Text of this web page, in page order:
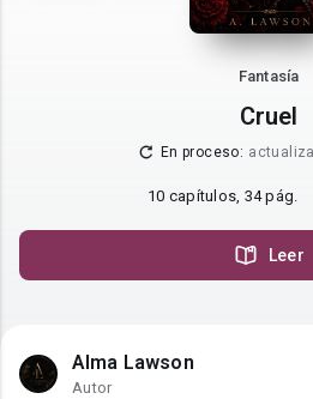
Fantasía
Cruel
En proceso:
10 capítulos, 34 pág.
Leer
Alma Lawson
Autor